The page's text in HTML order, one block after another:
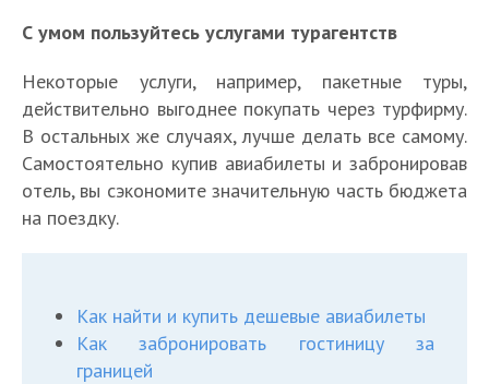
С умом пользуйтесь услугами турагентств
Некоторые услуги, например, пакетные туры,
действительно выгоднее покупать через турфирму.
В остальных же случаях, лучше делать все самому.
Самостоятельно купив авиабилеты и забронировав
отель, вы сэкономите значительную часть бюджета
на поездку.
Как найти и купить дешевые авиабилеты
Как забронировать гостиницу за
границей